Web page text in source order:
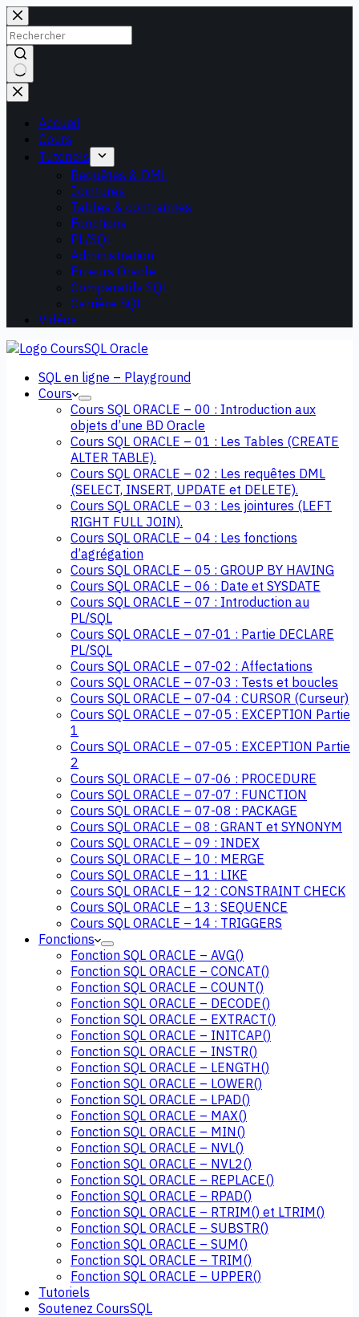
Passer
au
contenu
Aucun
résultat
Accueil
Cours
Tutoriels
Requêtes & DML
Jointures
Tables & contraintes
Fonctions
PL/SQL
Administration
Erreurs Oracle
Comparatifs SQL
Carrière SQL
Vidéos
SQL en ligne – Playground
Cours
Cours SQL ORACLE – 00 : Introduction aux
objets d’une BD Oracle
Cours SQL ORACLE – 01 : Les Tables (CREATE
ALTER TABLE).
Cours SQL ORACLE – 02 : Les requêtes DML
(SELECT, INSERT, UPDATE et DELETE).
Cours SQL ORACLE – 03 : Les jointures (LEFT
RIGHT FULL JOIN).
Cours SQL ORACLE – 04 : Les fonctions
d’agrégation
Cours SQL ORACLE – 05 : GROUP BY HAVING
Cours SQL ORACLE – 06 : Date et SYSDATE
Cours SQL ORACLE – 07 : Introduction au
PL/SQL
Cours SQL ORACLE – 07-01 : Partie DECLARE
PL/SQL
Cours SQL ORACLE – 07-02 : Affectations
Cours SQL ORACLE – 07-03 : Tests et boucles
Cours SQL ORACLE – 07-04 : CURSOR (Curseur)
Cours SQL ORACLE – 07-05 : EXCEPTION Partie
1
Cours SQL ORACLE – 07-05 : EXCEPTION Partie
2
Cours SQL ORACLE – 07-06 : PROCEDURE
Cours SQL ORACLE – 07-07 : FUNCTION
Cours SQL ORACLE – 07-08 : PACKAGE
Cours SQL ORACLE – 08 : GRANT et SYNONYM
Cours SQL ORACLE – 09 : INDEX
Cours SQL ORACLE – 10 : MERGE
Cours SQL ORACLE – 11 : LIKE
Cours SQL ORACLE – 12 : CONSTRAINT CHECK
Cours SQL ORACLE – 13 : SEQUENCE
Cours SQL ORACLE – 14 : TRIGGERS
Fonctions
Fonction SQL ORACLE – AVG()
Fonction SQL ORACLE – CONCAT()
Fonction SQL ORACLE – COUNT()
Fonction SQL ORACLE – DECODE()
Fonction SQL ORACLE – EXTRACT()
Fonction SQL ORACLE – INITCAP()
Fonction SQL ORACLE – INSTR()
Fonction SQL ORACLE – LENGTH()
Fonction SQL ORACLE – LOWER()
Fonction SQL ORACLE – LPAD()
Fonction SQL ORACLE – MAX()
Fonction SQL ORACLE – MIN()
Fonction SQL ORACLE – NVL()
Fonction SQL ORACLE – NVL2()
Fonction SQL ORACLE – REPLACE()
Fonction SQL ORACLE – RPAD()
Fonction SQL ORACLE – RTRIM() et LTRIM()
Fonction SQL ORACLE – SUBSTR()
Fonction SQL ORACLE – SUM()
Fonction SQL ORACLE – TRIM()
Fonction SQL ORACLE – UPPER()
Tutoriels
Soutenez CoursSQL